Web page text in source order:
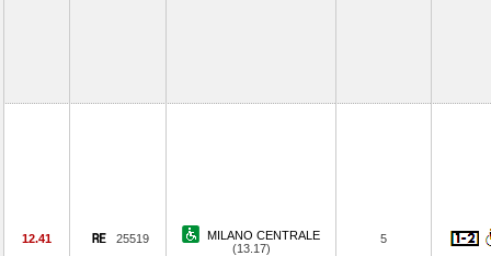
12.41 25519
MILANO CENTRALE
(13.17)
5